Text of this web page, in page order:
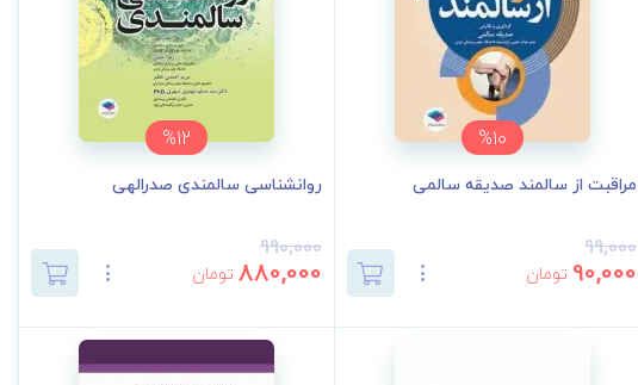
%10
مراقبت از سالمند صدیقه سالمی
99,000
90,000 تومان
%12
روانشناسی سالمندی صدرالهی
990,000
880,000 تومان